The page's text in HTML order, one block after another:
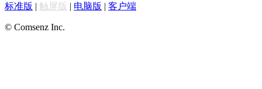
标准版 | 触屏版 | 电脑版 | 客户端
© Comsenz Inc.